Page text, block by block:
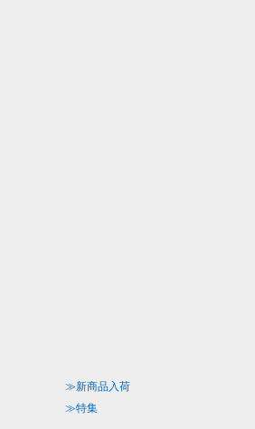
≫新商品入荷
≫特集